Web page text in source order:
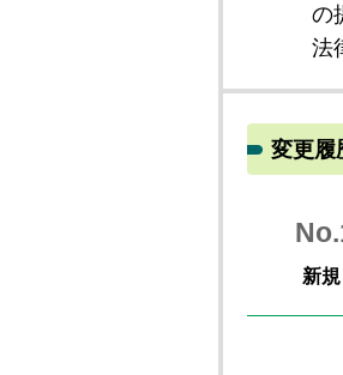
の
法
変更履
新規